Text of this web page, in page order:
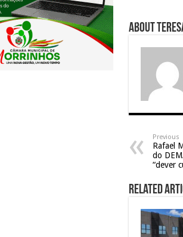
About
Previous
Rafael
do
“dever
Related